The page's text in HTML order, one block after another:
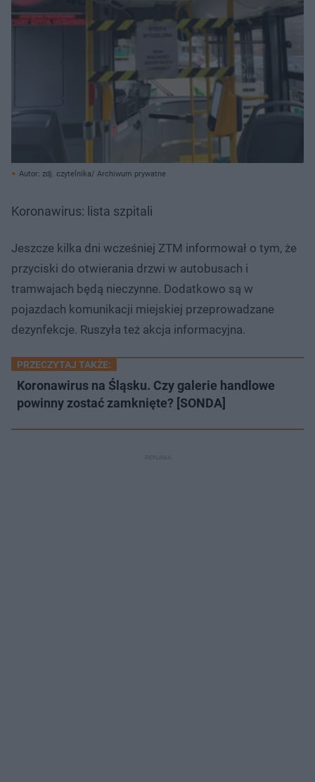
Autor: zdj. czytelnika/ Archiwum prywatne
Koronawirus: lista szpitali
Jeszcze kilka dni wcześniej ZTM informował o tym, że
przyciski do otwierania drzwi w autobusach i
tramwajach będą nieczynne. Dodatkowo są w
pojazdach komunikacji miejskiej przeprowadzane
dezynfekcje. Ruszyła też akcja informacyjna.
PRZECZYTAJ TAKŻE:
Koronawirus na Śląsku. Czy galerie handlowe
powinny zostać zamknięte? [SONDA]